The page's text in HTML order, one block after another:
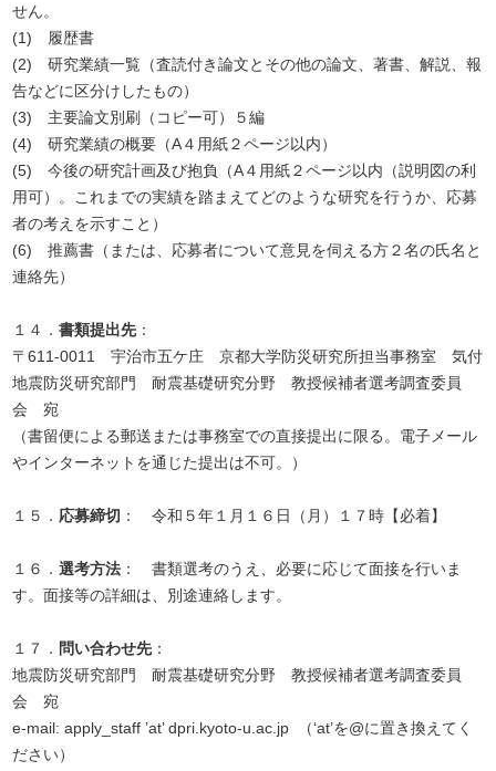
せん。
(1) 履歴書
(2) 研究業績一覧（査読付き論文とその他の論文、著書、解説、報
告などに区分けしたもの）
(3) 主要論文別刷（コピー可）５編
(4) 研究業績の概要（A４用紙２ページ以内）
(5) 今後の研究計画及び抱負（A４用紙２ページ以内（説明図の利
用可）。これまでの実績を踏まえてどのような研究を行うか、応募
者の考えを示すこと）
(6) 推薦書（または、応募者について意見を伺える方２名の氏名と
連絡先）
１４．書類提出先：
〒611-0011 宇治市五ケ庄 京都大学防災研究所担当事務室 気付
地震防災研究部門 耐震基礎研究分野 教授候補者選考調査委員
会 宛
（書留便による郵送または事務室での直接提出に限る。電子メール
やインターネットを通じた提出は不可。）
１５． 応募締切 ： 令和５年１月１６日（月）１７時【必着】
１６．選考方法 ： 書類選考のうえ、必要に応じて面接を行いま
す。面接等の詳細は、別途連絡します。
１７． 問い合わせ先：
地震防災研究部門 耐震基礎研究分野 教授候補者選考調査委員
会 宛
e-mail: apply_staff ’at’ dpri.kyoto-u.ac.jp （‘at’を@に置き換えてく
ださい）